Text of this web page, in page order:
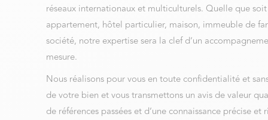
réseaux internationaux et multiculturels. Quelle que
appartement, hôtel particulier, maison, immeuble de
société, notre expertise sera la clef d’un
mesure.
Nous réalisons pour vous en toute confidentialité et
de votre bien et vous transmettons un avis de valeur
de références passées et d’une connaissance précise